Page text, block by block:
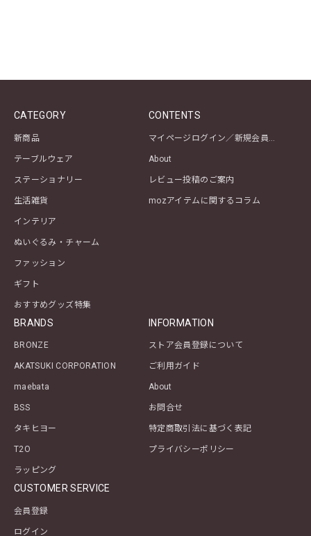
CATEGORY
新商品
テーブルウェア
ステーショナリー
生活雑貨
インテリア
ぬいぐるみ・チャーム
ファッション
ギフト
おすすめグッズ特集
CONTENTS
About
レビュー投稿のご案内
mozアイテムに関するコラム
BRANDS
BRONZE
AKATSUKI CORPORATION
maebata
BSS
タキヒヨー
T2O
ラッピング
INFORMATION
ストア会員登録について
ご利用ガイド
About
お問合せ
特定商取引法に基づく表記
プライバシーポリシー
CUSTOMER SERVICE
会員登録
ログイン